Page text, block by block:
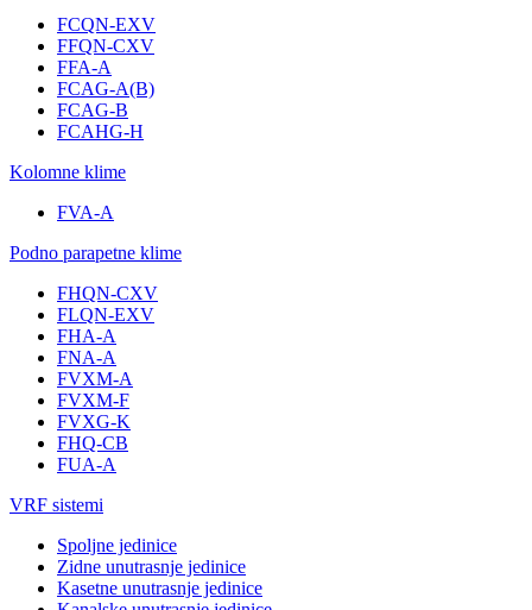
FCQN-EXV
FFQN-CXV
FFA-A
FCAG-A(B)
FCAG-B
FCAHG-H
Kolomne klime
FVA-A
Podno parapetne klime
FHQN-CXV
FLQN-EXV
FHA-A
FNA-A
FVXM-A
FVXM-F
FVXG-K
FHQ-CB
FUA-A
VRF sistemi
Spoljne jedinice
Zidne unutrasnje jedinice
Kasetne unutrasnje jedinice